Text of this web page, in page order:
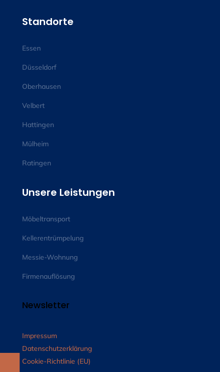
Standorte
Essen
Düsseldorf
Oberhausen
Velbert
Hattingen
Mülheim
Ratingen
Unsere Leistungen
Möbeltransport
Kellerentrümpelung
Messie-Wohnung
Firmenauflösung
Newsletter
Impressum
Datenschutzerklärung
Cookie-Richtlinie (EU)